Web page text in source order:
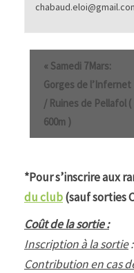
« Samedi 7Mars:
Gorges de l’Infernet
/ Ruines de Pellafol (
600m )
*Pour s’inscrire aux
du club(sauf sorties
Coût de la sortie :
Inscription à la sortie:
Contribution en cas